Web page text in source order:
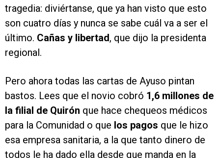
tragedia: diviértanse, que ya han visto que esto
son cuatro días y nunca se sabe cuál va a ser el
último. Cañas y libertad, que dijo la presidenta
regional.
Pero ahora todas las cartas de Ayuso pintan
bastos. Lees que el novio cobró 1,6 millones de
la filial de Quirón que hace chequeos médicos
para la Comunidad o que los pagos que le hizo
esa empresa sanitaria, a la que tanto dinero de
todos le ha dado ella desde que manda en la